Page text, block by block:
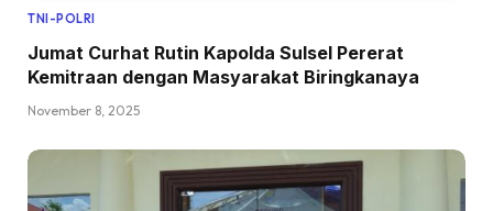
TNI-POLRI
Jumat Curhat Rutin Kapolda Sulsel Pererat
Kemitraan dengan Masyarakat Biringkanaya
November 8, 2025